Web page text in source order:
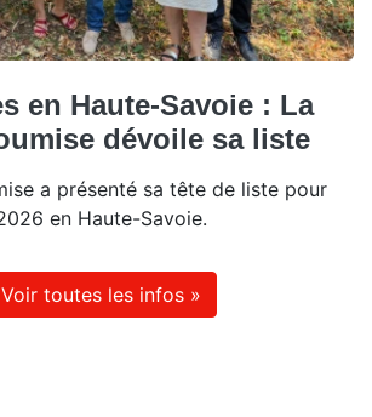
en Haute-Savoie : La
dévoile sa liste
a présenté sa tête de liste pour
en Haute-Savoie.
Voir toutes les infos »